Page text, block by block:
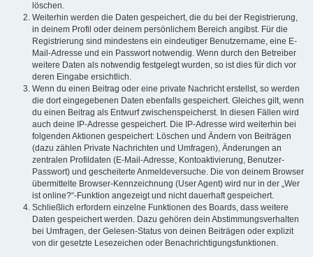
löschen.
Weiterhin werden die Daten gespeichert, die du bei der Registrierung,
in deinem Profil oder deinem persönlichem Bereich angibst. Für die
Registrierung sind mindestens ein eindeutiger Benutzername, eine E-
Mail-Adresse und ein Passwort notwendig. Wenn durch den Betreiber
weitere Daten als notwendig festgelegt wurden, so ist dies für dich vor
deren Eingabe ersichtlich.
Wenn du einen Beitrag oder eine private Nachricht erstellst, so werden
die dort eingegebenen Daten ebenfalls gespeichert. Gleiches gilt, wenn
du einen Beitrag als Entwurf zwischenspeicherst. In diesen Fällen wird
auch deine IP-Adresse gespeichert. Die IP-Adresse wird weiterhin bei
folgenden Aktionen gespeichert: Löschen und Ändern von Beiträgen
(dazu zählen Private Nachrichten und Umfragen), Änderungen an
zentralen Profildaten (E-Mail-Adresse, Kontoaktivierung, Benutzer-
Passwort) und gescheiterte Anmeldeversuche. Die von deinem Browser
übermittelte Browser-Kennzeichnung (User Agent) wird nur in der „Wer
ist online?“-Funktion angezeigt und nicht dauerhaft gespeichert.
Schließlich erfordern einzelne Funktionen des Boards, dass weitere
Daten gespeichert werden. Dazu gehören dein Abstimmungsverhalten
bei Umfragen, der Gelesen-Status von deinen Beiträgen oder explizit
von dir gesetzte Lesezeichen oder Benachrichtigungsfunktionen.